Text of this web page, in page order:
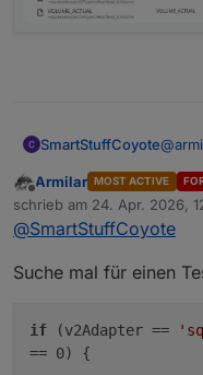
SmartStuffCoyote@
Offline
Armilar MOST ACTIVE
schrieb am 24. Apr. 2026,
zuletzt editiert von
@SmartStuffCoyote
Suche mal für einen
if (v2Adapter ==
== 0) {